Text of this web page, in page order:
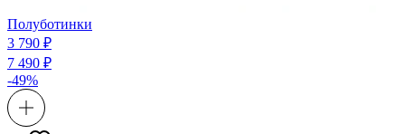
Полуботинки
3 790 ₽
7 490 ₽
-49%